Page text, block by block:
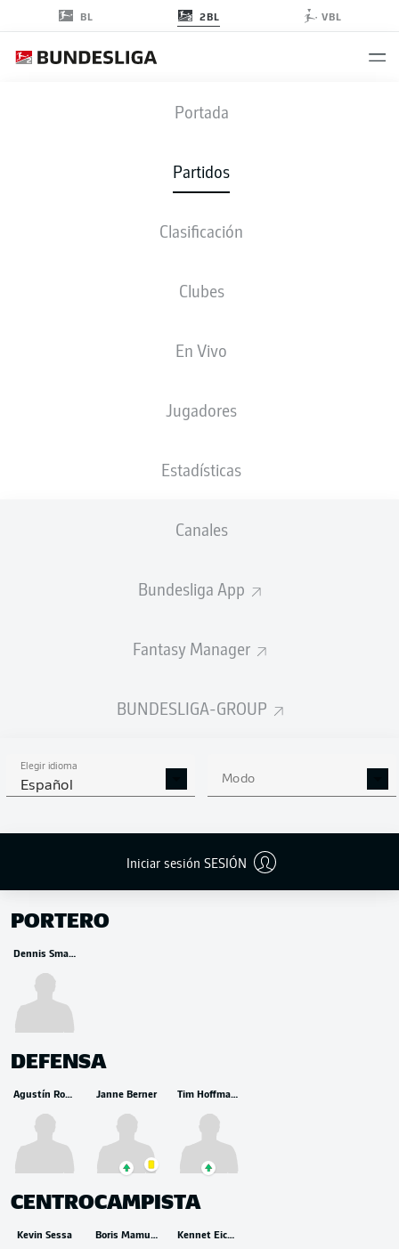
BL 2BL VBL
Portada
Partidos
Clasificación
Clubes
En Vivo
Jugadores
Estadísticas
Canales
Bundesliga App
Fantasy Manager
BUNDESLIGA-GROUP
Elegir idioma
Español Modo
Iniciar sesión SESIÓN
BSC - ELV
0 2
ALINEACIONES ESTADÍSTICAS
Tjark Ernst
Deyovaisio Zeefuik Leon Jensen
Michaël Cuisance
Maurice Krattenmacher
PORTERO
Dennis Smarsch
DEFENSA
Agustín Rogel Janne Berner Tim Hoffmann
CENTROCAMPISTA
Kevin Sessa Boris Mamuzah Lum Kennet Eichhorn